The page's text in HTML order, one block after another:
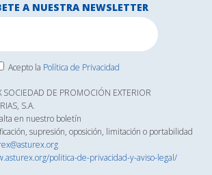
A NUESTRA NEWSLETTER
Acepto la Política de Privacidad
SOCIEDAD DE PROMOCIÓN EXTERIOR
S.A.
en nuestro boletín
supresión, oposición, limitación o portabilidad
politica-de-privacidad-y-aviso-legal/